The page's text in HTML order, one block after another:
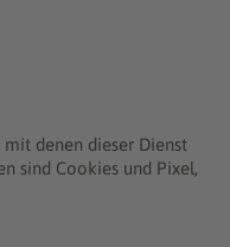
denen dieser Dienst
sind Cookies und Pixel,